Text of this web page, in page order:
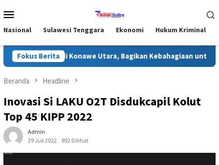
ke
Mobile
Nasional Sulawesi Tenggara Ekonomi Hukum Kriminal
Fokus Beritadi Konawe Utara, Bagikan Kebahagiaan untuk
Beranda Headline
Inovasi Si LAKU O2T Disdukcapil Kolut
Top 45 KIPP 2022
Admin
29 Juli 2022
892 Dilihat